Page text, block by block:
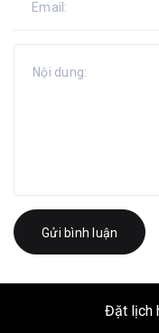
Gửi bình luận
Đặt lịch